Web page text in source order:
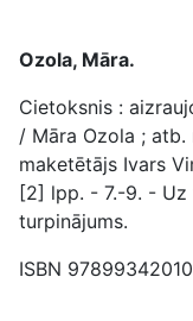
Ozola, Māra.
Cietoksnis :
/ Māra Ozola ;
maketētājs Ivars
[2] lpp. - 7.-9. - Uz
turpinājums.
ISBN